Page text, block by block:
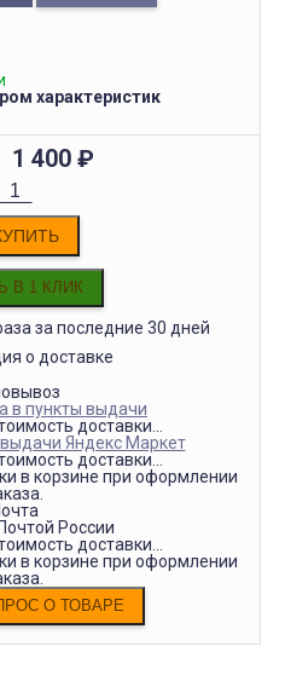
характеристик
1 400 ₽
за последние 30 дней
о доставке
в пункты выдачи
доставки...
Яндекс Маркет
доставки...
в корзине при оформлении
России
доставки...
в корзине при оформлении